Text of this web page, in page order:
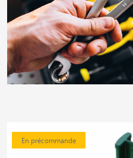
En précommande